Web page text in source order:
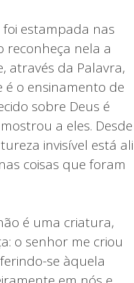
estampada nas
nela a
através da Palavra,
é o ensinamento de
sobre Deus é
a eles. Desde
invisível está ali
coisas que foram
é uma criatura,
o senhor me criou
se àquela